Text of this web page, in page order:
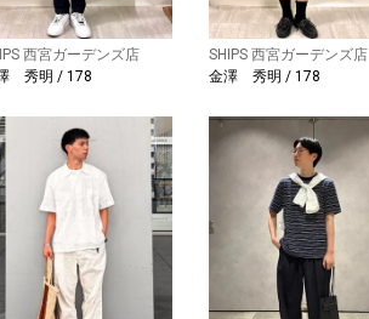
西宮ガーデンズ店
秀明 / 178
SHIPS 西宮ガーデンズ店
金澤 秀明 / 178